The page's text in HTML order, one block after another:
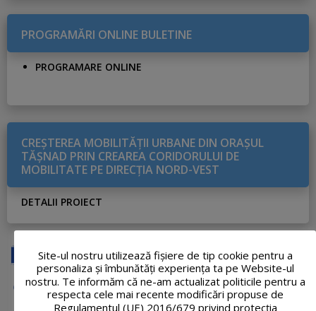
PROGRAMĂRI ONLINE BULETINE
PROGRAMARE ONLINE
CREŞTEREA MOBILITĂŢII URBANE DIN ORAŞUL
TĂŞNAD PRIN CREAREA CORIDORULUI DE
MOBILITATE PE DIRECŢIA NORD-VEST
DETALII PROIECT
Site-ul nostru utilizează fişiere de tip cookie pentru a
personaliza și îmbunătăți experiența ta pe Website-ul
nostru. Te informăm că ne-am actualizat politicile pentru a
respecta cele mai recente modificări propuse de
Regulamentul (UE) 2016/679 privind protecția